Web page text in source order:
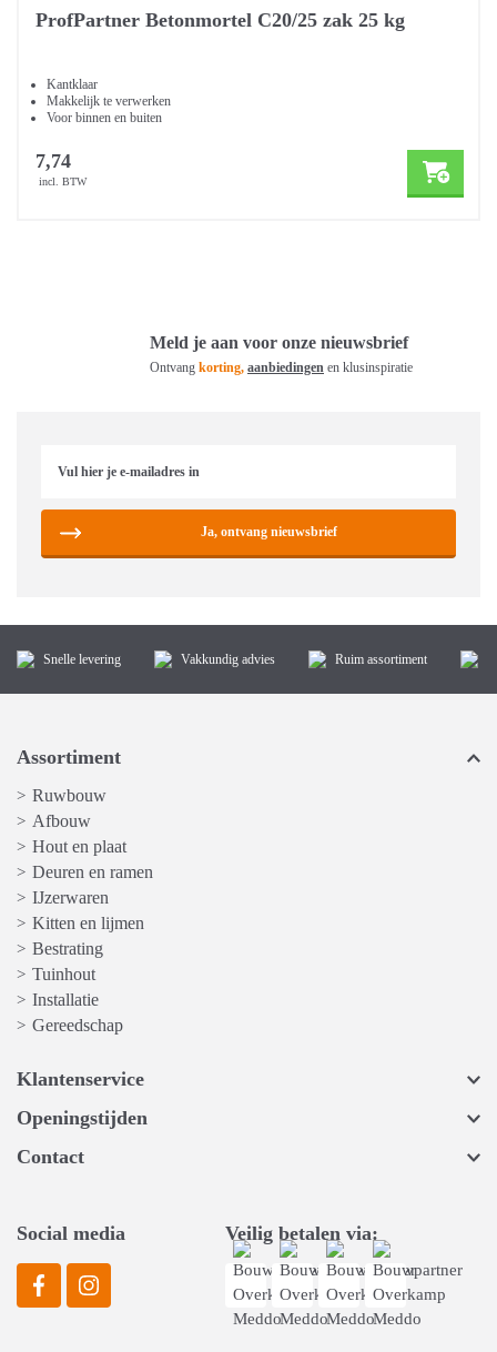
ProfPartner Betonmortel C20/25 zak 25 kg
Kantklaar
Makkelijk te verwerken
Voor binnen en buiten
7,74
incl. BTW
Meld je aan voor onze nieuwsbrief
Ontvang korting, aanbiedingen en klusinspiratie
Ja, ontvang nieuwsbrief
Snelle levering Vakkundig advies Ruim assortiment
Assortiment
> Ruwbouw
> Afbouw
> Hout en plaat
> Deuren en ramen
> IJzerwaren
> Kitten en lijmen
> Bestrating
> Tuinhout
> Installatie
> Gereedschap
Klantenservice
Openingstijden
Contact
Social media Veilig betalen via: